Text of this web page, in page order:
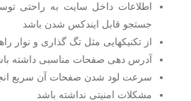
اطلاعات داخل سایت به راحتی
جستجو قابل ایندکس شدن باشد
از تکنیکهایی مثل تگ گذاری و نوار
آدرس دهی صفحات مناسبی داشته
سرعت لود شدن صفحات آن سریع
مشکلات امنیتی نداشته باشد